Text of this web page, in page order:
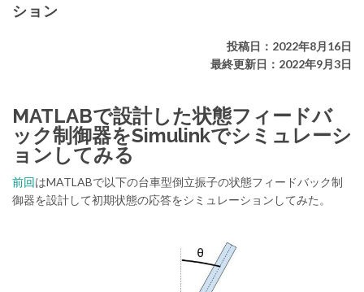
キ
ション
投稿日：2022年8月16日
最終更新日：2022年9月3日
MATLABで設計した状態フィードバ
ック制御器をSimulinkでシミュレーシ
ョンしてみる
前回はMATLABで以下の台車型倒立振子の状態フィードバック制
御器を設計して初期状態の応答をシミュレーションしてみた。